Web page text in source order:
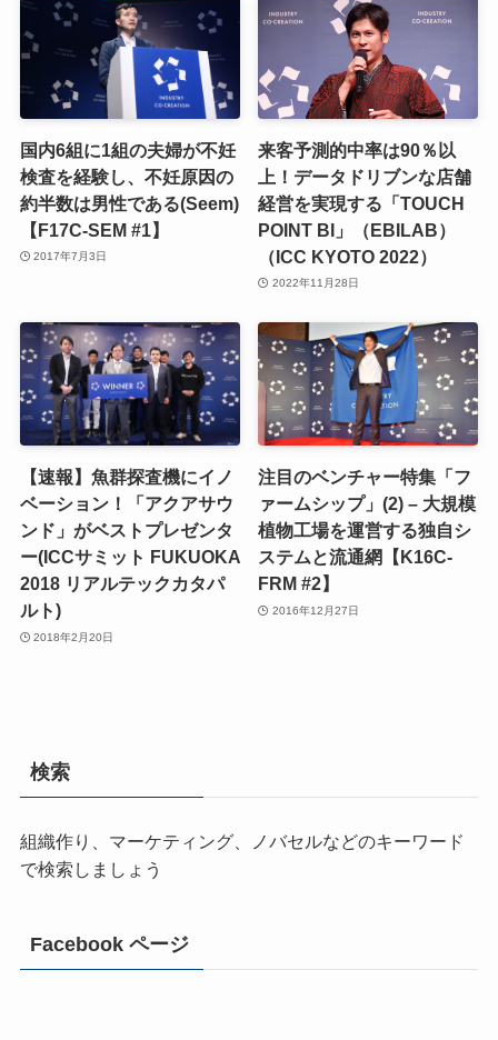
国内6組に1組の夫婦が不妊
検査を経験し、不妊原因の
約半数は男性である(Seem)
【F17C-SEM #1】
2017年7月3日
来客予測的中率は90％以
上！データドリブンな店舗
経営を実現する「TOUCH
POINT BI」（EBILAB）
（ICC KYOTO 2022）
2022年11月28日
【速報】魚群探査機にイノ
ベーション！「アクアサウ
ンド」がベストプレゼンタ
ー(ICCサミット FUKUOKA
2018 リアルテックカタパ
ルト)
2018年2月20日
注目のベンチャー特集「フ
ァームシップ」(2) – 大規模
植物工場を運営する独自シ
ステムと流通網【K16C-
FRM #2】
2016年12月27日
検索
組織作り、マーケティング、ノバセルなどのキーワード
で検索しましょう
Facebook ページ